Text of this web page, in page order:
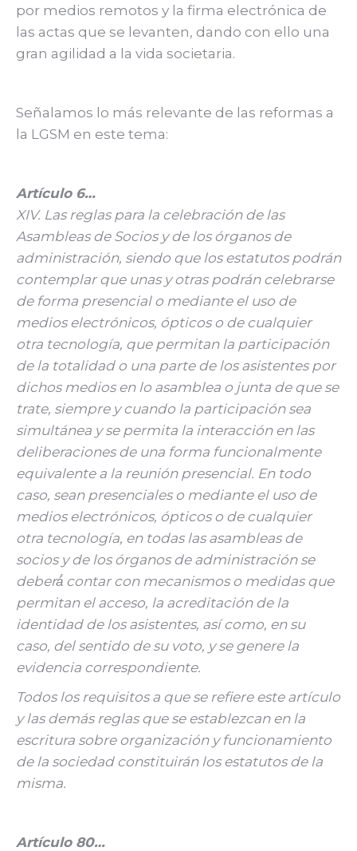
por medios remotos y la firma electrónica de
las actas que se levanten, dando con ello una
gran agilidad a la vida societaria.
Señalamos lo más relevante de las reformas a
la LGSM en este tema:
Artículo 6…
XIV. Las reglas para la celebración de las
Asambleas de Socios y de los órganos de
administración, siendo que los estatutos podrán
contemplar que unas y otras podrán celebrarse
de forma presencial o mediante el uso de
medios electrónicos, ópticos o de cualquier
otra tecnología, que permitan la participación
de la totalidad o una parte de los asistentes por
dichos medios en lo asamblea o junta de que se
trate, siempre y cuando la participación sea
simultánea y se permita la interacción en las
deliberaciones de una forma funcionalmente
equivalente a la reunión presencial. En todo
caso, sean presenciales o mediante el uso de
medios electrónicos, ópticos o de cualquier
otra tecnología, en todas las asambleas de
socios y de los órganos de administración se
deberá́ contar con mecanismos o medidas que
permitan el acceso, la acreditación de la
identidad de los asistentes, así como, en su
caso, del sentido de su voto, y se genere la
evidencia correspondiente.
Todos los requisitos a que se refiere este artículo
y las demás reglas que se establezcan en la
escritura sobre organización y funcionamiento
de la sociedad constituirán los estatutos de la
misma.
Artículo 80…